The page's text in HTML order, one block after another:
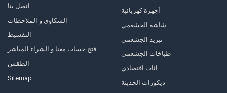
اتصل بنا
الشكاوي و الملاحظات
التقسيط
فتح حساب معنا و الشراء المباشر
الطقس
Sitemap
أجهزة كهربائية
شاشة الجشعمي
تبريد الجشعمي
طباخات الجشعمي
اثاث اقتصادي
ديكورات الحديثة